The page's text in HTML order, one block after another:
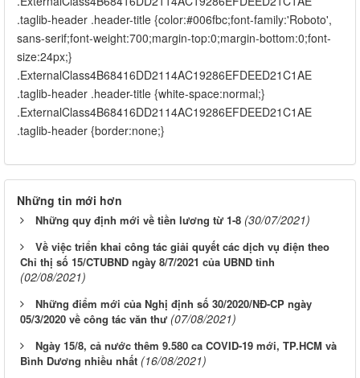
.taglib-header .header-title {color:#006fbc;font-family:'Roboto',
sans-serif;font-weight:700;margin-top:0;margin-bottom:0;font-
size:24px;}
.ExternalClass4B68416DD2114AC19286EFDEED21C1AE
.taglib-header .header-title {white-space:normal;}
.ExternalClass4B68416DD2114AC19286EFDEED21C1AE
.taglib-header {border:none;} ​
Những tin mới hơn
Những quy định mới về tiền lương từ 1-8 (30/07/2021)
Về việc triển khai công tác giải quyết các dịch vụ điện theo
Chỉ thị số 15/CTUBND ngày 8/7/2021 của UBND tỉnh
(02/08/2021)
Những điểm mới của Nghị định số 30/2020/NĐ-CP ngày
05/3/2020 về công tác văn thư (07/08/2021)
Ngày 15/8, cả nước thêm 9.580 ca COVID-19 mới, TP.HCM và
Bình Dương nhiều nhất (16/08/2021)